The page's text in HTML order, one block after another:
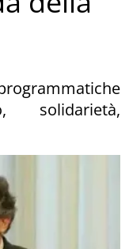
solidarietà,